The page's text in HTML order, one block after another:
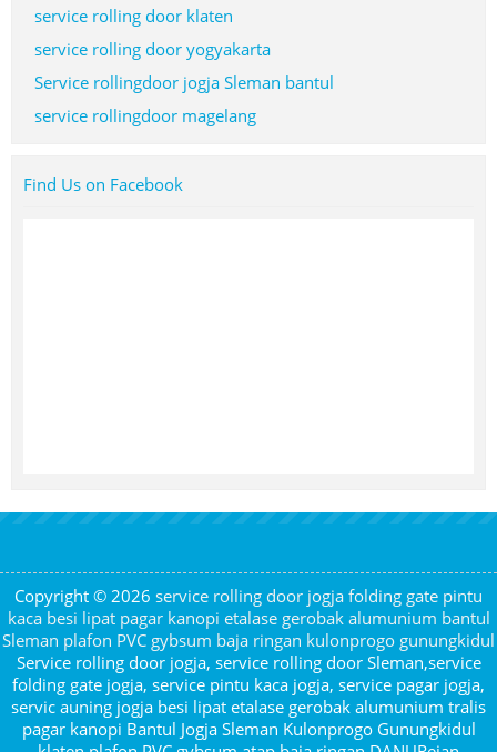
service rolling door klaten
service rolling door yogyakarta
Service rollingdoor jogja Sleman bantul
service rollingdoor magelang
Find Us on Facebook
Copyright © 2026 service rolling door jogja folding gate pintu
kaca besi lipat pagar kanopi etalase gerobak alumunium bantul
Sleman plafon PVC gybsum baja ringan kulonprogo gunungkidul
Service rolling door jogja, service rolling door Sleman,service
folding gate jogja, service pintu kaca jogja, service pagar jogja,
servic auning jogja besi lipat etalase gerobak alumunium tralis
pagar kanopi Bantul Jogja Sleman Kulonprogo Gunungkidul